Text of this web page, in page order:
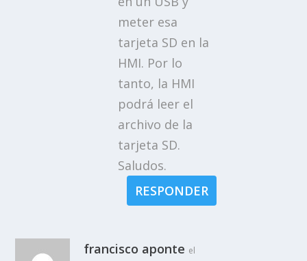
meter esa
tarjeta SD en la
HMI. Por lo
tanto, la HMI
podrá leer el
archivo de la
tarjeta SD.
Saludos.
RESPONDER
francisco aponte el